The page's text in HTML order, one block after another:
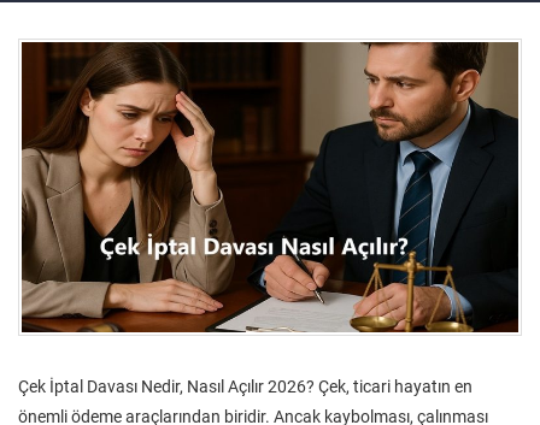
Çek İptal Davası Nedir, Nasıl Açılır 2026? Çek, ticari hayatın en
önemli ödeme araçlarından biridir. Ancak kaybolması, çalınması